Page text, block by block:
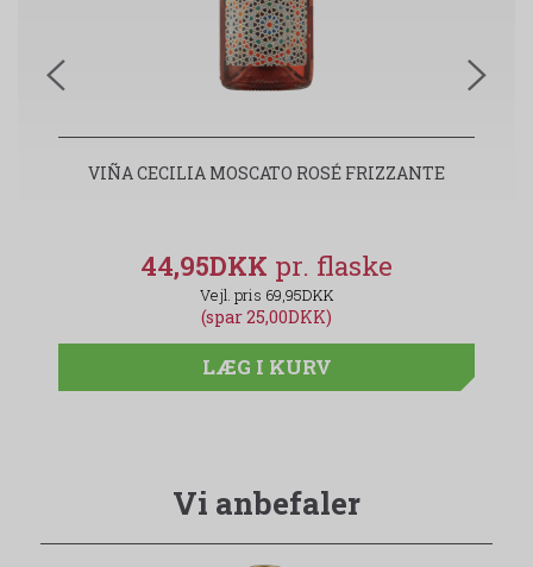
VIÑA CECILIA MOSCATO ROSÉ FRIZZANTE
44,95DKK
69,95DKK
(spar 25,00DKK)
LÆG I KURV
Vi anbefaler